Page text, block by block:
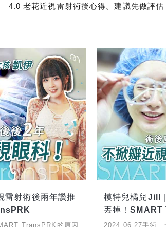
4.0 老花近視雷射術後心得。建議先做評
雷射術後兩年讚推
TransPRK的原因
模特兒橘兒Jill
丟掉！SMART
觸眼球
2024.06.27手術｜